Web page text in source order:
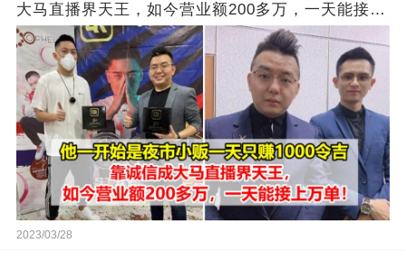
大马直播界天王，如今营业额200多万，一天能接上
万单
2023/03/28